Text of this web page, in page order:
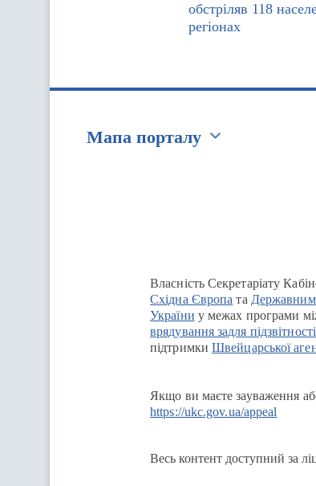
обстріляв 118
регіонах
Мапа порталу
Власність Секретаріату
Східна Європа та Державним
України у межах програми
врядування задля
підтримки Швейцарської
Якщо ви маєте зауваження
https://ukc.gov.ua/appeal
Весь контент доступний за